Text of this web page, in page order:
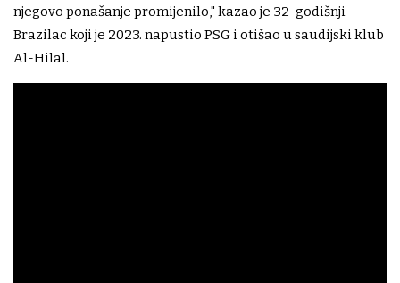
njegovo ponašanje promijenilo," kazao je 32-godišnji
Brazilac koji je 2023. napustio PSG i otišao u saudijski klub
Al-Hilal.